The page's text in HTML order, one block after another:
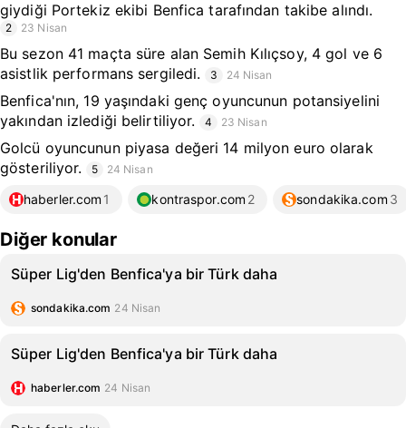
giydiği Portekiz ekibi Benfica tarafından takibe alındı.
2 23 Nisan
Bu sezon 41 maçta süre alan Semih Kılıçsoy, 4 gol ve 6
asistlik performans sergiledi.
3 24 Nisan
Benfica'nın, 19 yaşındaki genç oyuncunun potansiyelini
yakından izlediği belirtiliyor.
4 23 Nisan
Golcü oyuncunun piyasa değeri 14 milyon euro olarak
gösteriliyor.
5 24 Nisan
haberler.com 1 kontraspor.com 2 sondakika.com 3
Diğer konular
Süper Lig'den Benfica'ya bir Türk daha
sondakika.com 24 Nisan
Süper Lig'den Benfica'ya bir Türk daha
haberler.com 24 Nisan